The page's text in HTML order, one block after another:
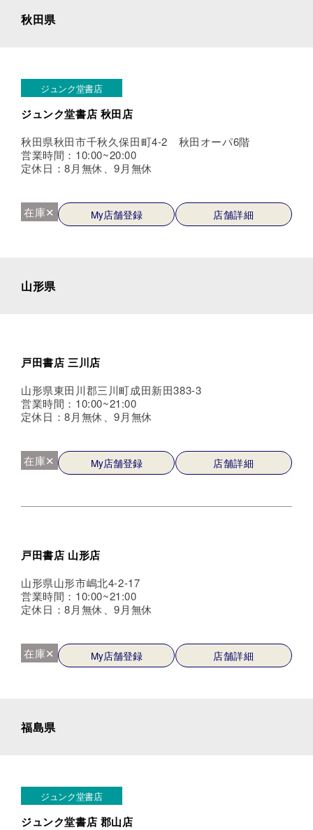
秋田県
ジュンク堂書店
ジュンク堂書店 秋田店
秋田県秋田市千秋久保田町4-2 秋田オーパ6階
営業時間：10:00~20:00
定休日：8月無休、9月無休
在庫✕ My店舗登録 店舗詳細
山形県
戸田書店 三川店
山形県東田川郡三川町成田新田383-3
営業時間：10:00~21:00
定休日：8月無休、9月無休
在庫✕ My店舗登録 店舗詳細
戸田書店 山形店
山形県山形市嶋北4-2-17
営業時間：10:00~21:00
定休日：8月無休、9月無休
在庫✕ My店舗登録 店舗詳細
福島県
ジュンク堂書店
ジュンク堂書店 郡山店